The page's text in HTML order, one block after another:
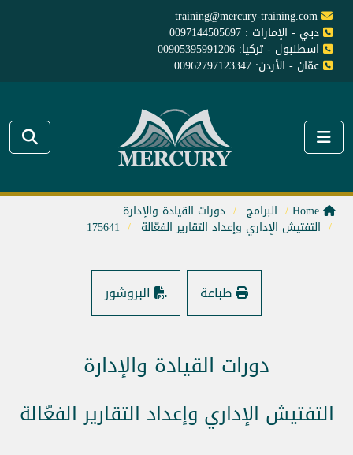
training@mercury-training.com
دبي - الإمارات : 0097144505697
اسطنبول - تركيا: 00905395991206
عمّان - الأردن: 00962797123347
البرامج دورات القيادة والإدارة
التفتيش الإداري وإعداد التقارير الفعّالة 175641
طباعة البروشور
دورات القيادة والإدارة
التفتيش الإداري وإعداد التقارير الفعّالة